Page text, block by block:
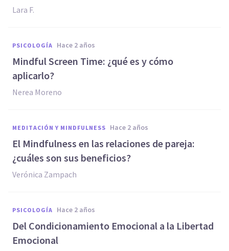
Lara F.
PSICOLOGÍA hace 2 años
Mindful Screen Time: ¿qué es y cómo
aplicarlo?
Nerea Moreno
MEDITACIÓN Y MINDFULNESS hace 2 años
El Mindfulness en las relaciones de pareja:
¿cuáles son sus beneficios?
Verónica Zampach
PSICOLOGÍA hace 2 años
Del Condicionamiento Emocional a la Libertad
Emocional